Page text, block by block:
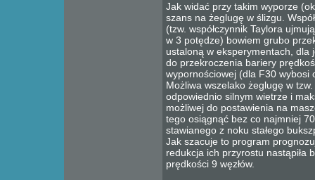
Jak widać przy takim wyporze
szans na żeglugę w ślizgu.
(tzw. współczynnik Taylora
w 3 potędze) bowiem grubo
ustaloną w eksperymentach, dla
do przekroczenia bariery
wypornościowej (dla F30 wybosi
Możliwa wszelako żeglugę w
odpowiednio silnym wietrze i
możliwej do postawienia na
tego osiągnąć bez co najmniej
stawianego z noku stałego
Jak szacuje to program
redukcja ich przyrostu nastąpiła
prędkości 9 węzłów.